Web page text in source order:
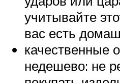
учитывайте
вас есть
качественные
недешево: не